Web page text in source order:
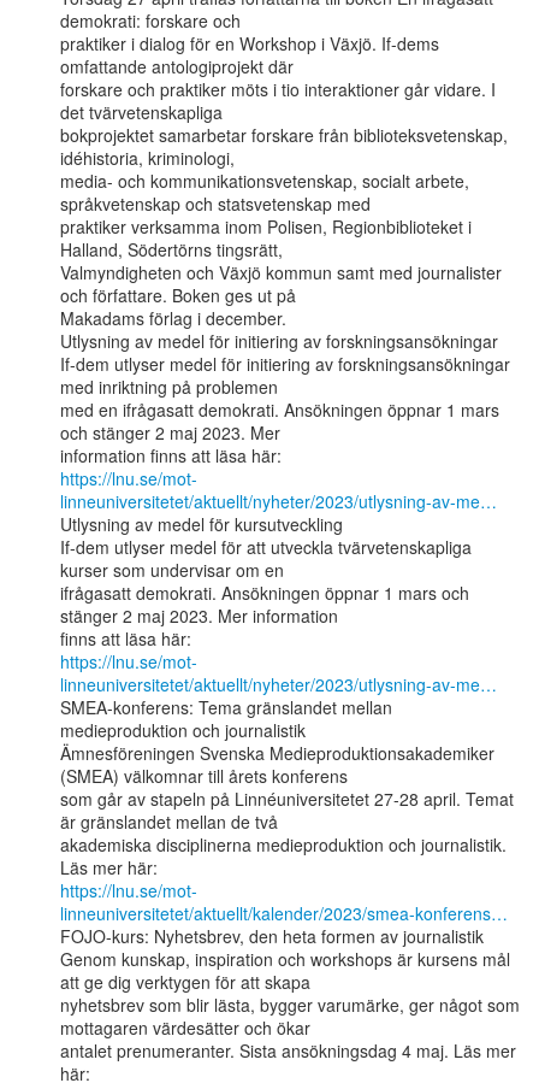
demokrati: forskare och
praktiker i dialog för en Workshop i Växjö. If-dems
omfattande antologiprojekt där
forskare och praktiker möts i tio interaktioner går vidare. I
det tvärvetenskapliga
bokprojektet samarbetar forskare från biblioteksvetenskap,
idéhistoria, kriminologi,
media- och kommunikationsvetenskap, socialt arbete,
språkvetenskap och statsvetenskap med
praktiker verksamma inom Polisen, Regionbiblioteket i
Halland, Södertörns tingsrätt,
Valmyndigheten och Växjö kommun samt med journalister
och författare. Boken ges ut på
Makadams förlag i december.
Utlysning av medel för initiering av forskningsansökningar
If-dem utlyser medel för initiering av forskningsansökningar
med inriktning på problemen
med en ifrågasatt demokrati. Ansökningen öppnar 1 mars
och stänger 2 maj 2023. Mer
https://lnu.se/mot-
linneuniversitetet/aktuellt/nyheter/2023/utlysning-av-me…
Utlysning av medel för kursutveckling
If-dem utlyser medel för att utveckla tvärvetenskapliga
kurser som undervisar om en
ifrågasatt demokrati. Ansökningen öppnar 1 mars och
stänger 2 maj 2023. Mer information
https://lnu.se/mot-
linneuniversitetet/aktuellt/nyheter/2023/utlysning-av-me…
SMEA-konferens: Tema gränslandet mellan
medieproduktion och journalistik
Ämnesföreningen Svenska Medieproduktionsakademiker
(SMEA) välkomnar till årets konferens
som går av stapeln på Linnéuniversitetet 27-28 april. Temat
är gränslandet mellan de två
akademiska disciplinerna medieproduktion och journalistik.
https://lnu.se/mot-
linneuniversitetet/aktuellt/kalender/2023/smea-konferens…
FOJO-kurs: Nyhetsbrev, den heta formen av journalistik
Genom kunskap, inspiration och workshops är kursens mål
att ge dig verktygen för att skapa
nyhetsbrev som blir lästa, bygger varumärke, ger något som
mottagaren värdesätter och ökar
antalet prenumeranter. Sista ansökningsdag 4 maj. Läs mer